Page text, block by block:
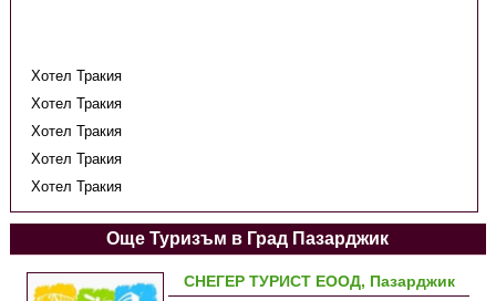
Хотел Тракия
Хотел Тракия
Хотел Тракия
Хотел Тракия
Хотел Тракия
Още Туризъм в Град Пазарджик
СНЕГЕР ТУРИСТ ЕООД, Пазарджик